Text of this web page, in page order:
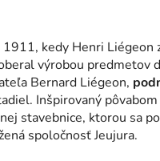
kedy Henri
výrobou predmetov
Bernard Liégeon,
Inšpirovaný
stavebnice, ktorou sa
spoločnosť Jeujura.